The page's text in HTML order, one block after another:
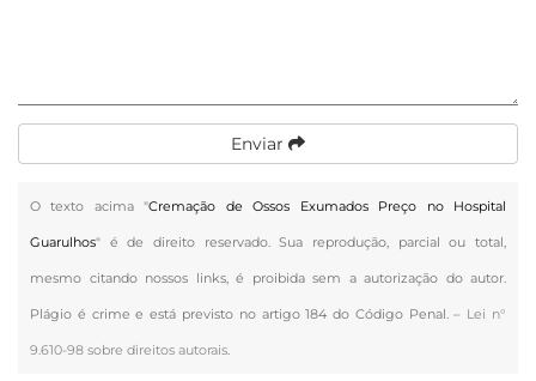
Enviar
O texto acima "Cremação de Ossos Exumados Preço no Hospital
Guarulhos" é de direito reservado. Sua reprodução, parcial ou total,
mesmo citando nossos links, é proibida sem a autorização do autor.
Plágio é crime e está previsto no artigo 184 do Código Penal. – Lei n°
9.610-98 sobre direitos autorais.